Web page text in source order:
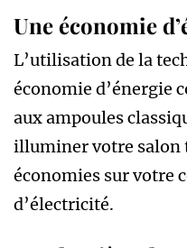
Une économie
L’utilisation de la
économie d’énergie
aux ampoules
illuminer votre salon
économies sur votre
d’électricité.